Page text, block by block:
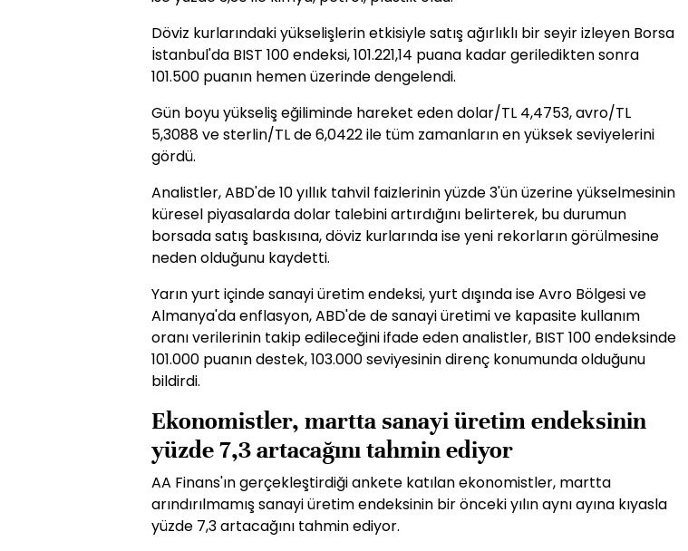
Döviz kurlarındaki yükselişlerin etkisiyle satış ağırlıklı bir seyir izleyen Borsa
İstanbul'da BIST 100 endeksi, 101.221,14 puana kadar geriledikten sonra
101.500 puanın hemen üzerinde dengelendi.
Gün boyu yükseliş eğiliminde hareket eden dolar/TL 4,4753, avro/TL
5,3088 ve sterlin/TL de 6,0422 ile tüm zamanların en yüksek seviyelerini
gördü.
Analistler, ABD'de 10 yıllık tahvil faizlerinin yüzde 3'ün üzerine yükselmesinin
küresel piyasalarda dolar talebini artırdığını belirterek, bu durumun
borsada satış baskısına, döviz kurlarında ise yeni rekorların görülmesine
neden olduğunu kaydetti.
Yarın yurt içinde sanayi üretim endeksi, yurt dışında ise Avro Bölgesi ve
Almanya'da enflasyon, ABD'de de sanayi üretimi ve kapasite kullanım
oranı verilerinin takip edileceğini ifade eden analistler, BIST 100 endeksinde
101.000 puanın destek, 103.000 seviyesinin direnç konumunda olduğunu
bildirdi.
Ekonomistler, martta sanayi üretim endeksinin
yüzde 7,3 artacağını tahmin ediyor
AA Finans'ın gerçekleştirdiği ankete katılan ekonomistler, martta
arındırılmamış sanayi üretim endeksinin bir önceki yılın aynı ayına kıyasla
yüzde 7,3 artacağını tahmin ediyor.